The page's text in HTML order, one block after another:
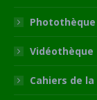
Photothèque
Vidéothèque
Cahiers de